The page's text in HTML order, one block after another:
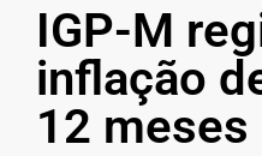
IGP-M
inflação
12 meses